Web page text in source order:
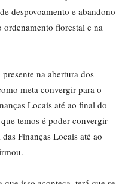
despovoamento e abandono
florestal e na
na abertura dos
meta convergir para o
Locais até ao final do
temos é poder convergir
Finanças Locais até ao